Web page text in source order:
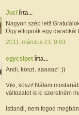
Juci írta...
Nagyon szép lett!
Úgy ellopnák egy darabkát
2011. március 23. 9:03
egycsipet írta...
Andi, köszi, aaaaaz! :))
Viki, köszi! Nálam
változatot is ki szeretném
Istiandi, nem fogod